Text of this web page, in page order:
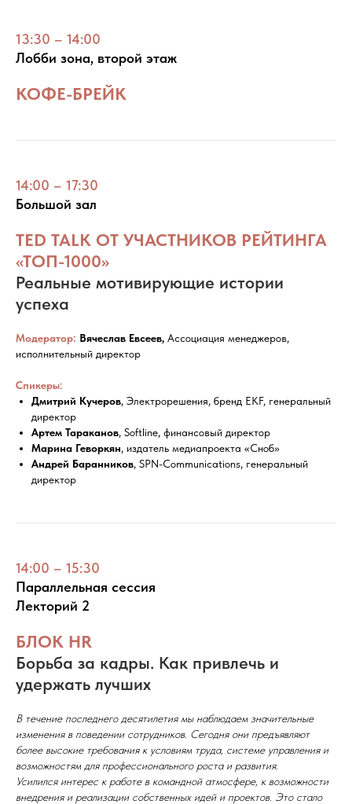
13:30 – 14:00
Лобби зона, второй этаж
КОФЕ-БРЕЙК
14:00 – 17:30
Большой зал
TED TALK ОТ УЧАСТНИКОВ РЕЙТИНГА
«ТОП-1000»
Реальные мотивирующие истории
успеха
Модератор: Вячеслав Евсеев, Ассоциация менеджеров,
исполнительный директор
Спикеры:
Дмитрий Кучеров, Электрорешения, бренд EKF, генеральный
директор
Артем Тараканов, Softline, финансовый директор
Марина Геворкян, издатель медиапроекта «Сноб»
Андрей Баранников, SPN-Communications, генеральный
директор
14:00 – 15:30
Параллельная сессия
Лекторий 2
БЛОК HR
Борьба за кадры. Как привлечь и
удержать лучших
В течение последнего десятилетия мы наблюдаем значительные
изменения в поведении сотрудников. Сегодня они предъявляют
более высокие требования к условиям труда, системе управления и
возможностям для профессионального роста и развития.
Усилился интерес к работе в командной атмосфере, к возможности
внедрения и реализации собственных идей и проектов. Это стало